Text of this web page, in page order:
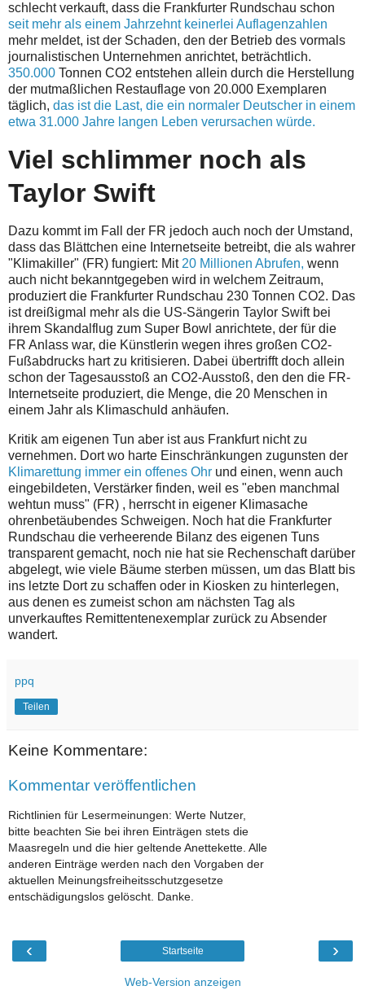
schlecht verkauft, dass die Frankfurter Rundschau schon
seit mehr als einem Jahrzehnt keinerlei Auflagenzahlen
mehr meldet, ist der Schaden, den der Betrieb des vormals
journalistischen Unternehmen anrichtet, beträchtlich.
350.000 Tonnen CO2 entstehen allein durch die Herstellung
der mutmaßlichen Restauflage von 20.000 Exemplaren
täglich, das ist die Last, die ein normaler Deutscher in einem
etwa 31.000 Jahre langen Leben verursachen würde.
Viel schlimmer noch als
Taylor Swift
Dazu kommt im Fall der FR jedoch auch noch der Umstand,
dass das Blättchen eine Internetseite betreibt, die als wahrer
"Klimakiller" (FR) fungiert: Mit 20 Millionen Abrufen, wenn
auch nicht bekanntgegeben wird in welchem Zeitraum,
produziert die Frankfurter Rundschau 230 Tonnen CO2. Das
ist dreißigmal mehr als die US-Sängerin Taylor Swift bei
ihrem Skandalflug zum Super Bowl anrichtete, der für die
FR Anlass war, die Künstlerin wegen ihres großen CO2-
Fußabdrucks hart zu kritisieren. Dabei übertrifft doch allein
schon der Tagesausstoß an CO2-Ausstoß, den den die FR-
Internetseite produziert, die Menge, die 20 Menschen in
einem Jahr als Klimaschuld anhäufen.
Kritik am eigenen Tun aber ist aus Frankfurt nicht zu
vernehmen. Dort wo harte Einschränkungen zugunsten der
Klimarettung immer ein offenes Ohr und einen, wenn auch
eingebildeten, Verstärker finden, weil es "eben manchmal
wehtun muss" (FR) , herrscht in eigener Klimasache
ohrenbetäubendes Schweigen. Noch hat die Frankfurter
Rundschau die verheerende Bilanz des eigenen Tuns
transparent gemacht, noch nie hat sie Rechenschaft darüber
abgelegt, wie viele Bäume sterben müssen, um das Blatt bis
ins letzte Dort zu schaffen oder in Kiosken zu hinterlegen,
aus denen es zumeist schon am nächsten Tag als
unverkauftes Remittentenexemplar zurück zu Absender
wandert.
ppq
Teilen
Keine Kommentare:
Kommentar veröffentlichen
Richtlinien für Lesermeinungen: Werte Nutzer,
bitte beachten Sie bei ihren Einträgen stets die
Maasregeln und die hier geltende Anettekette. Alle
anderen Einträge werden nach den Vorgaben der
aktuellen Meinungsfreiheitsschutzgesetze
entschädigungslos gelöscht. Danke.
‹ ›
Startseite
Web-Version anzeigen